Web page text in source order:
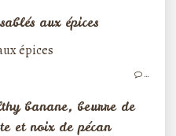
aux épices
…
banane, beurre de
et noix de pécan